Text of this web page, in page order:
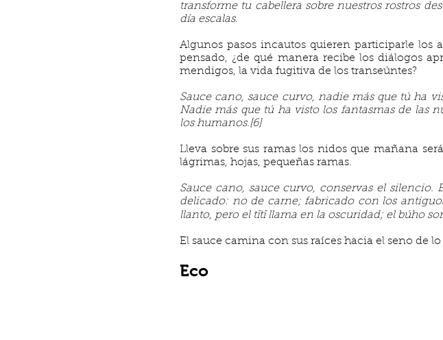
transforme tu cabellera sobre nuestros rostros
día escalas.
Algunos pasos incautos quieren participarle los
pensado, ¿de qué manera recibe los diálogos
mendigos, la vida fugitiva de los transeúntes?
Sauce cano, sauce curvo, nadie más que tú ha
Nadie más que tú ha visto los fantasmas de las
los humanos.[6]
Lleva sobre sus ramas los nidos que mañana
lágrimas, hojas, pequeñas ramas.
Sauce cano, sauce curvo, conservas el
delicado: no de carne; fabricado con los
llanto, pero el tītī llama en la oscuridad; el búho
El sauce camina con sus raíces hacia el seno de
Eco